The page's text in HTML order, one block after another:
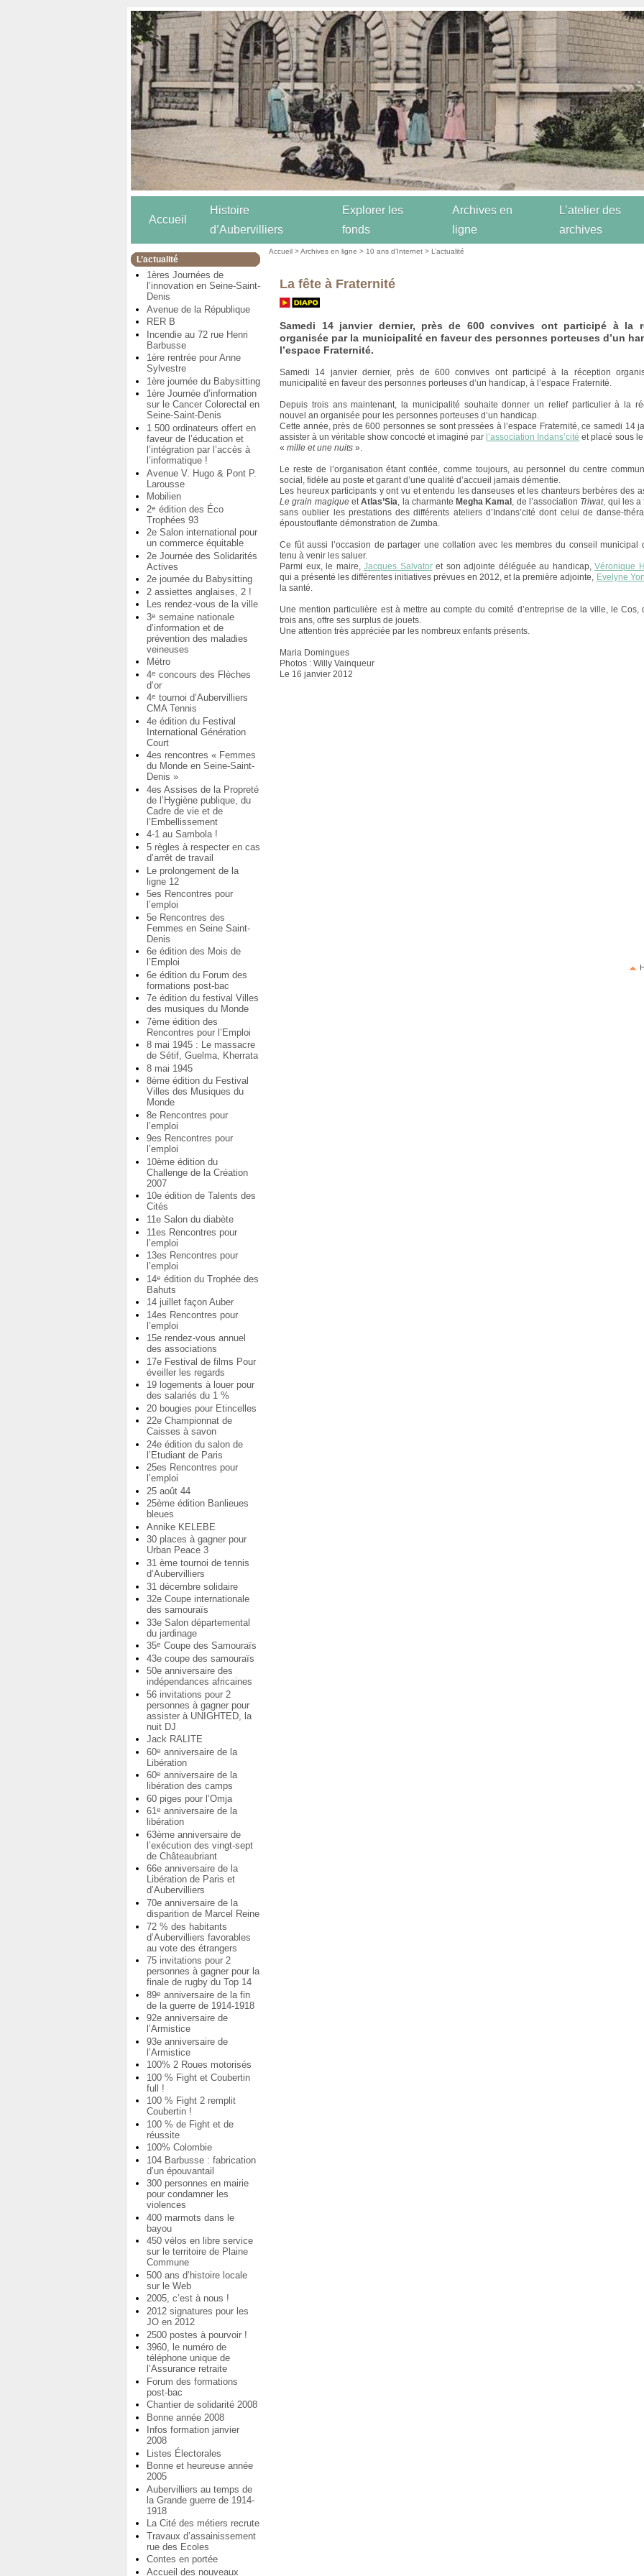
Accueil
Histoire
d’Aubervilliers
Explorer les
fonds
Archives en
ligne
L’atelier des
archives
L’actualité
1ères Journées de
l’innovation en Seine-Saint-
Denis
Avenue de la République
RER B
Incendie au 72 rue Henri
Barbusse
1ère rentrée pour Anne
Sylvestre
1ère journée du Babysitting
1ère Journée d’information
sur le Cancer Colorectal en
Seine-Saint-Denis
1 500 ordinateurs offert en
faveur de l’éducation et
l’intégration par l’accès à
l’informatique !
Avenue V. Hugo & Pont P.
Larousse
Mobilien
2e édition des Éco
Trophées 93
2e Salon international pour
un commerce équitable
2e Journée des Solidarités
Actives
2e journée du Babysitting
2 assiettes anglaises, 2 !
Les rendez-vous de la ville
3e semaine nationale
d’information et de
prévention des maladies
veineuses
Métro
4e concours des Flèches
d’or
4e tournoi d’Aubervilliers
CMA Tennis
4e édition du Festival
International Génération
Court
4es rencontres « Femmes
du Monde en Seine-Saint-
Denis »
4es Assises de la Propreté
de l’Hygiène publique, du
Cadre de vie et de
l’Embellissement
4-1 au Sambola !
5 règles à respecter en cas
d’arrêt de travail
Le prolongement de la
ligne 12
5es Rencontres pour
l’emploi
5e Rencontres des
Femmes en Seine Saint-
Denis
6e édition des Mois de
l’Emploi
6e édition du Forum des
formations post-bac
7e édition du festival Villes
des musiques du Monde
7ème édition des
Rencontres pour l’Emploi
8 mai 1945 : Le massacre
de Sétif, Guelma, Kherrata
8 mai 1945
8ème édition du Festival
Villes des Musiques du
Monde
8e Rencontres pour
l’emploi
9es Rencontres pour
l’emploi
10ème édition du
Challenge de la Création
2007
10e édition de Talents des
Cités
11e Salon du diabète
11es Rencontres pour
l’emploi
13es Rencontres pour
l’emploi
14e édition du Trophée des
Bahuts
14 juillet façon Auber
14es Rencontres pour
l’emploi
15e rendez-vous annuel
des associations
17e Festival de films Pour
éveiller les regards
19 logements à louer pour
des salariés du 1 %
20 bougies pour Etincelles
22e Championnat de
Caisses à savon
24e édition du salon de
l’Etudiant de Paris
25es Rencontres pour
l’emploi
25 août 44
25ème édition Banlieues
bleues
Annike KELEBE
30 places à gagner pour
Urban Peace 3
31 ème tournoi de tennis
d’Aubervilliers
31 décembre solidaire
32e Coupe internationale
des samouraïs
33e Salon départemental
du jardinage
35e Coupe des Samouraïs
43e coupe des samouraïs
50e anniversaire des
indépendances africaines
56 invitations pour 2
personnes à gagner pour
assister à UNIGHTED, la
nuit DJ
Jack RALITE
60e anniversaire de la
Libération
60e anniversaire de la
libération des camps
60 piges pour l’Omja
61e anniversaire de la
libération
63ème anniversaire de
l’exécution des vingt-sept
de Châteaubriant
66e anniversaire de la
Libération de Paris et
d’Aubervilliers
70e anniversaire de la
disparition de Marcel Reine
72 % des habitants
d’Aubervilliers favorables
au vote des étrangers
75 invitations pour 2
personnes à gagner pour la
finale de rugby du Top 14
89e anniversaire de la fin
de la guerre de 1914-1918
92e anniversaire de
l’Armistice
93e anniversaire de
l’Armistice
100% 2 Roues motorisés
100 % Fight et Coubertin
full !
100 % Fight 2 remplit
Coubertin !
100 % de Fight et de
réussite
100% Colombie
104 Barbusse : fabrication
d’un épouvantail
300 personnes en mairie
pour condamner les
violences
400 marmots dans le
bayou
450 vélos en libre service
sur le territoire de Plaine
Commune
500 ans d’histoire locale
sur le Web
2005, c’est à nous !
2012 signatures pour les
JO en 2012
2500 postes à pourvoir !
3960, le numéro de
téléphone unique de
l’Assurance retraite
Forum des formations
post-bac
Chantier de solidarité 2008
Bonne année 2008
Infos formation janvier
2008
Listes Électorales
Bonne et heureuse année
2005
Aubervilliers au temps de
la Grande guerre de 1914-
1918
La Cité des métiers recrute
Travaux d’assainissement
rue des Ecoles
Contes en portée
Accueil des nouveaux
Accueil >Archives en ligne > 10 ans d’Internet >L’actualité
La fête à Fraternité
Samedi 14 janvier dernier, près de 600 convives ont participé à la
organisée par la municipalité en faveur des personnes porteuses d’un
l’espace Fraternité.
Samedi 14 janvier dernier, près de 600 convives ont participé à la réception
municipalité en faveur des personnes porteuses d’un handicap, à l’espace Fraternité.
Depuis trois ans maintenant, la municipalité souhaite donner un relief particulier à la
nouvel an organisée pour les personnes porteuses d’un handicap.
Cette année, près de 600 personnes se sont pressées à l’espace Fraternité, ce samedi 14
assister à un véritable show concocté et imaginé par l’association Indans’cité et placé sous
«mille et une nuits ».
Le reste de l’organisation étant confiée, comme toujours, au personnel du centre
social, fidèle au poste et garant d’une qualité d’accueil jamais démentie.
Les heureux participants y ont vu et entendu les danseuses et les chanteurs berbères des
Le grain magiqueetAtlas’Sia, la charmante Megha Kamal , de l’association Triwat, qui les a
sans oublier les prestations des différents ateliers d’Indans’cité dont celui de danse-
époustouflante démonstration de Zumba.
Ce fût aussi l’occasion de partager une collation avec les membres du conseil municipal
tenu à venir les saluer.
Parmi eux, le maire,Jacques Salvatoret son adjointe déléguée au handicap,Véronique
qui a présenté les différentes initiatives prévues en 2012, et la première adjointe, Evelyne
la santé.
Une mention particulière est à mettre au compte du comité d’entreprise de la ville, le Cos,
trois ans, offre ses surplus de jouets.
Une attention très appréciée par les nombreux enfants présents.
Maria Domingues
Photos : Willy Vainqueur
Le 16 janvier 2012